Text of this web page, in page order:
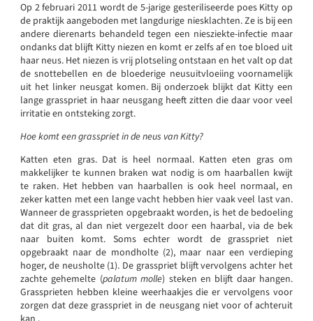
Op 2 februari 2011 wordt de 5-jarige gesteriliseerde poes Kitty op
de praktijk aangeboden met langdurige niesklachten. Ze is bij een
andere dierenarts behandeld tegen een niesziekte-infectie maar
ondanks dat blijft Kitty niezen en komt er zelfs af en toe bloed uit
haar neus. Het niezen is vrij plotseling ontstaan en het valt op dat
de snottebellen en de bloederige neusuitvloeiing voornamelijk
uit het linker neusgat komen. Bij onderzoek blijkt dat Kitty een
lange grasspriet in haar neusgang heeft zitten die daar voor veel
irritatie en ontsteking zorgt.
Hoe komt een grasspriet in de neus van Kitty?
Katten eten gras. Dat is heel normaal. Katten eten gras om
makkelijker te kunnen braken wat nodig is om haarballen kwijt
te raken. Het hebben van haarballen is ook heel normaal, en
zeker katten met een lange vacht hebben hier vaak veel last van.
Wanneer de grassprieten opgebraakt worden, is het de bedoeling
dat dit gras, al dan niet vergezelt door een haarbal, via de bek
naar buiten komt. Soms echter wordt de grasspriet niet
opgebraakt naar de mondholte (2), maar naar een verdieping
hoger, de neusholte (1). De grasspriet blijft vervolgens achter het
zachte gehemelte (palatum molle) steken en blijft daar hangen.
Grassprieten hebben kleine weerhaakjes die er vervolgens voor
zorgen dat deze grasspriet in de neusgang niet voor of achteruit